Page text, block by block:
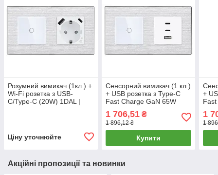
Розумний вимикач (1кл.) +
Wi-Fi розетка з USB-
C/Type-C (20W) 1DAL |
Ціну уточнюйте
Сенсорний вимикач (1 кл.)
+ USB розетка з Type-C
Fast Charge GaN 65W
(A157-GSW1G-
FC65W.WT)
1 706,51₴
1 896,12 ₴
Купити
+
1
1
Акційні пропозиції та новинки